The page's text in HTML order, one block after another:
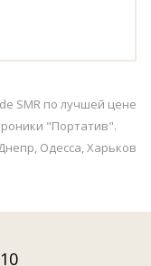
SMR по лучшей цене
"Портатив".
Одесса, Харьков